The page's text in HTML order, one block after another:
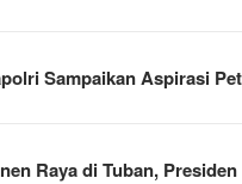
Sampaikan Aspirasi
Raya di Tuban,